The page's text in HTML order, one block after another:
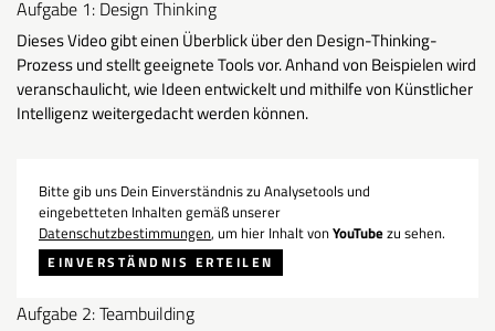
Aufgabe 1: Design Thinking
Dieses Video gibt einen Überblick über den Design-Thinking-
Prozess und stellt geeignete Tools vor. Anhand von Beispielen wird
veranschaulicht, wie Ideen entwickelt und mithilfe von Künstlicher
Intelligenz weitergedacht werden können.
Aufgabe 2: Teambuilding
Bitte gib uns Dein Einverständnis zu Analysetools und
eingebetteten Inhalten gemäß unserer
Datenschutzbestimmungen, um hier Inhalt vonYouTubezu sehen.
EINVERSTÄNDNIS ERTEILEN